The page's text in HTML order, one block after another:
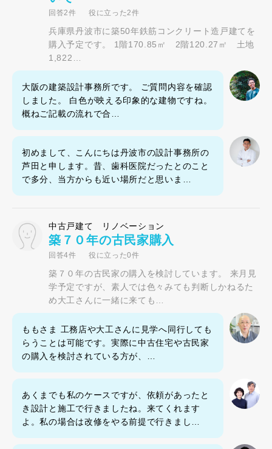
回答2件 役に立った2件
兵庫県丹波市に築50年鉄筋コンクリート造戸建てを
購入予定です。 1階170.85㎡ 2階120.27㎡ 土地
1,822…
大阪の建築設計事務所です。 ご質問内容を確認
しました。 白色が映える印象的な建物ですね。
概ねご記載の流れで合…
初めまして、こんにちは丹波市の設計事務所の
芦田と申します。昔、歯科医院だったとのこと
で多分、当方からも近い場所だと思いま…
中古戸建て リノベーション
築７０年の古民家購入
回答4件 役に立った0件
築７０年の古民家の購入を検討しています。 来月見
学予定ですが、素人では色々みても判断しかねるた
め大工さんに一緒に来ても…
ももさま 工務店や大工さんに見学へ同行しても
らうことは可能です。実際に中古住宅や古民家
の購入を検討されている方が、…
あくまでも私のケースですが、依頼があったと
き設計と施工で行きましたね。来てくれます
よ。私の場合は改修をやる前提で行きまし…